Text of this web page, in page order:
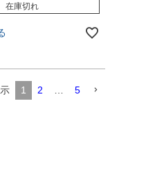
在庫切れ
1 2 5